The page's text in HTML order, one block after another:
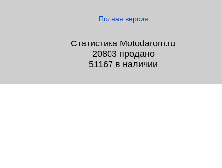
Полная версия
Статистика Motodarom.ru
20803 продано
51167 в наличии